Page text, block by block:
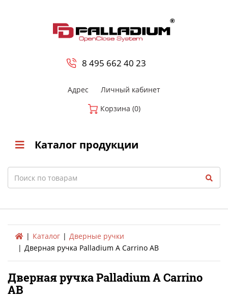
8 495 662 40 23
Адрес
Личный кабинет
Корзина (0)
Каталог продукции
Search
Каталог
Дверные ручки
Дверная ручка Palladium A Carrino AB
Дверная ручка Palladium A Carrino
AB